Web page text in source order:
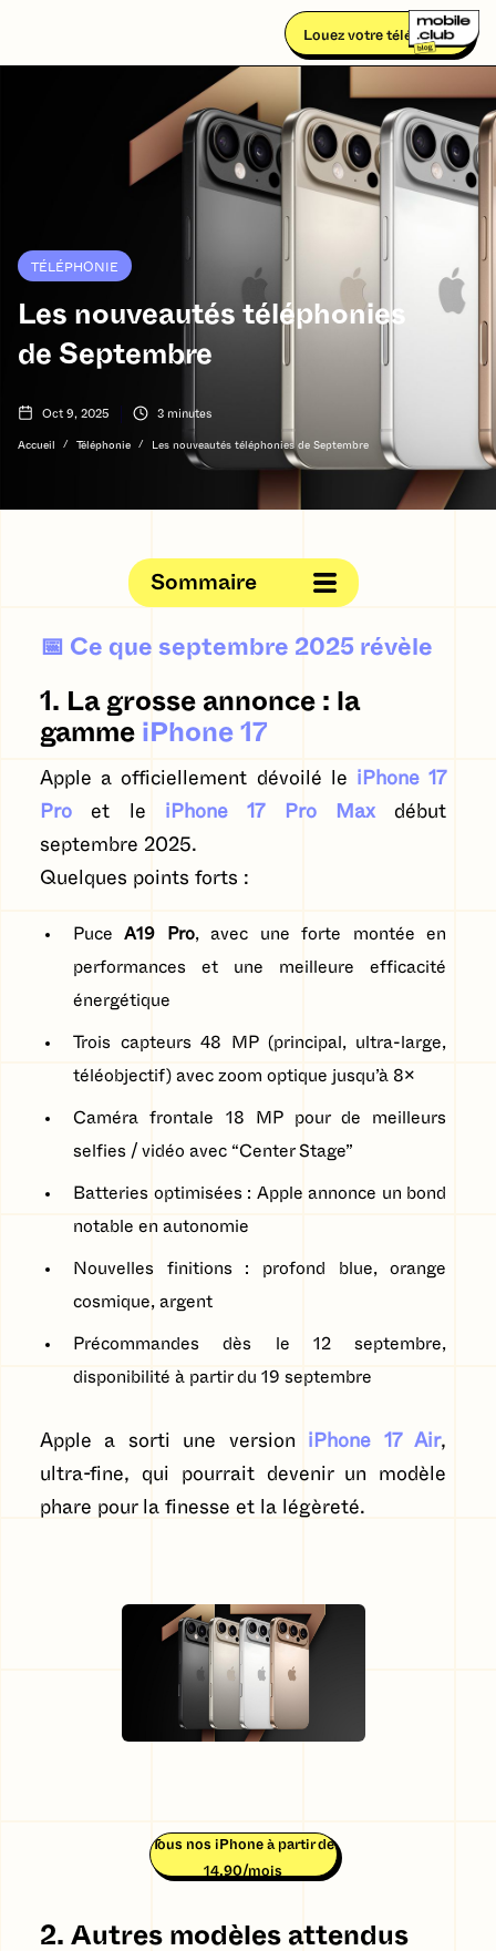
Louez votre téléphone
TÉLÉPHONIE
Les nouveautés téléphonies
de Septembre
Oct 9, 2025 3 minutes
Accueil / Téléphonie / Les nouveautés téléphonies de Septembre
Sommaire
📅 Ce que septembre 2025 révèle
1. La grosse annonce : la
gamme iPhone 17
Apple a officiellement dévoilé le iPhone 17
Pro et le iPhone 17 Pro Max début
septembre 2025.
Quelques points forts :
PuceA19 Pro, avec une forte montée en
performances et une meilleure efficacité
énergétique
Trois capteurs 48 MP (principal, ultra-large,
téléobjectif) avec zoom optique jusqu’à 8×
Caméra frontale 18 MP pour de meilleurs
selfies / vidéo avec “Center Stage”
Batteries optimisées : Apple annonce un bond
notable en autonomie
Nouvelles finitions : profond blue, orange
cosmique, argent
Précommandes dès le 12 septembre,
disponibilité à partir du 19 septembre
Apple a sorti une version iPhone 17 Air,
ultra-fine, qui pourrait devenir un modèle
phare pour la finesse et la légèreté.
Tous nos iPhone à partir de
14,90/mois
2. Autres modèles attendus